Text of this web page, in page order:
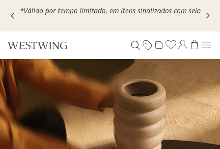
Escolha seu VOUCHER e ganhe até 30% OFF*: useMOVEL30,